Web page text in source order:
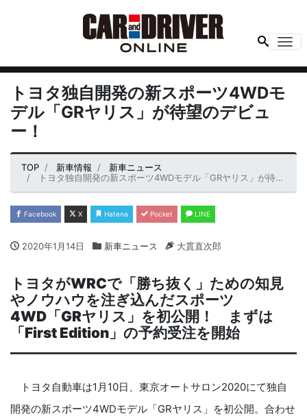
トヨタ独自開発の新スポーツ4WDモ
デル「GRヤリス」が待望のデビュ
ー！
TOP 新車情報
新車ニュース
トヨタ独自開発の新スポーツ4WDモデル「GRヤリス」が待望のデビュー！
Facebook X Hatena Pocket LINE
2020年1月14日 新車ニュース 大貫直次郎
トヨタがWRCで「勝ち抜く」ための知見
やノウハウを注ぎ込んだスポーツ
4WD 「GRヤリス」を初公開！ まずは
「First Edition 」の予約受注を開始
トヨタ自動車は1 月 10日、東京オートサロン2020にて独自
開発の新スポーツ4WDモデル「GRヤリス」を初公開。合わせ